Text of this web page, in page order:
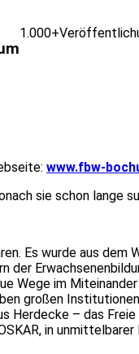
1.000+
www.fbw-
sie schon lange
Es wurde aus dem
Wege im
großen
Herdecke – das
in